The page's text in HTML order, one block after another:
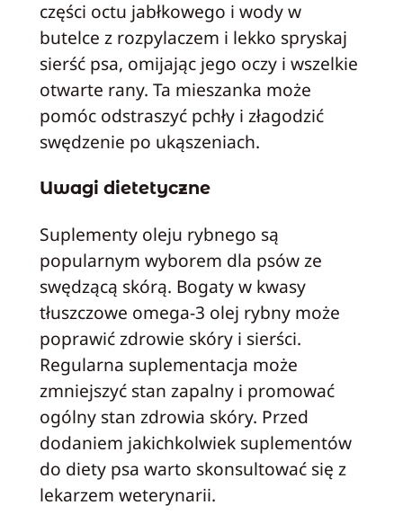
części octu jabłkowego i wody w
butelce z rozpylaczem i lekko spryskaj
sierść psa, omijając jego oczy i wszelkie
otwarte rany. Ta mieszanka może
pomóc odstraszyć pchły i złagodzić
swędzenie po ukąszeniach.
Uwagi dietetyczne
Suplementy oleju rybnego są
popularnym wyborem dla psów ze
swędzącą skórą. Bogaty w kwasy
tłuszczowe omega-3 olej rybny może
poprawić zdrowie skóry i sierści.
Regularna suplementacja może
zmniejszyć stan zapalny i promować
ogólny stan zdrowia skóry. Przed
dodaniem jakichkolwiek suplementów
do diety psa warto skonsultować się z
lekarzem weterynarii.